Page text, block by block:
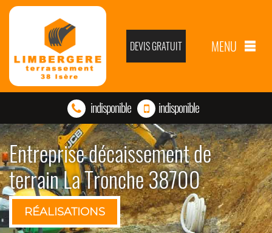
DEVIS GRATUIT MENU
indisponible indisponible
Entreprise décaissement de
terrain La Tronche 38700
RÉALISATIONS